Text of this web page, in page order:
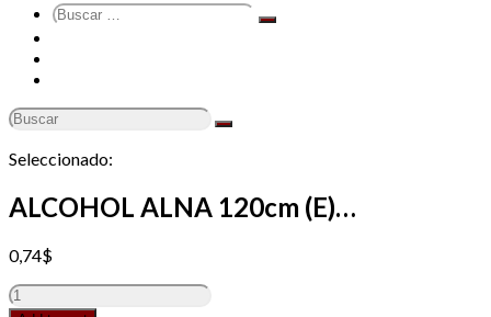
Buscar
Search
Seleccionado:
ALCOHOL ALNA 120cm (E)…
0,74$
ALCOHOL